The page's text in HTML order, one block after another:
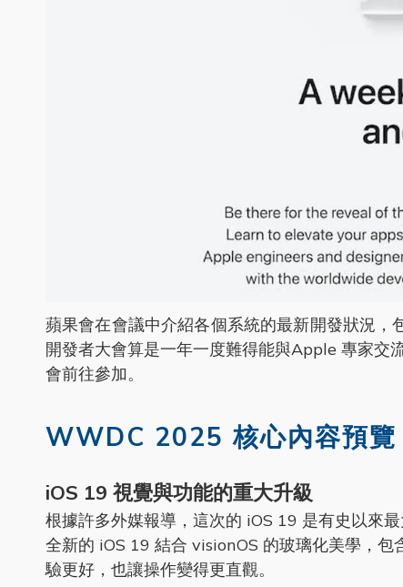
蘋果會在會議中介紹各個系統的最新開發狀況
開發者大會算是一年一度難得能與Apple 專家交
會前往參加。
WWDC 2025 核心內容預覽
iOS 19 視覺與功能的重大升級
根據許多外媒報導，這次的 iOS 19 是有史以來
全新的 iOS 19 結合 visionOS 的玻璃化美學，
驗更好，也讓操作變得更直觀。